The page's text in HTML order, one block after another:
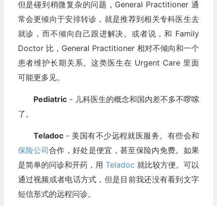
但是碰到稍微复杂的问题，General Practitioner 通
常会更倾向于安排转诊，就是推荐到相关专科医生去
就诊，而不倾向自己跟进解决。或者说，和 Family
Doctor 比，General Practitioner 相对不倾向和一个
患者维护长期关系。这类医生在 Urgent Care 里面
可能更多见。
Pediatric- 儿科医生的概念和国内差不多不啰嗦
了。
Teladoc- 美国有不少远程就医服务。有些会和
保险公司合作，好处是便宜，甚至保险内免费。如果
是简单的问诊和开药，用 Teladoc 就比较方便。可以
通过视频或者电话方式，但是目前我还没有看到文字
短信形式的远程问诊。